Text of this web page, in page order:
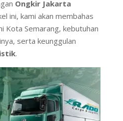
Ongkir Jakarta
ini, kami akan membahas
Kota Semarang, kebutuhan
serta keunggulan
.